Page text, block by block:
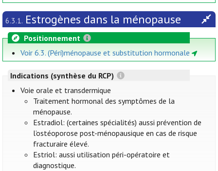
6.3.1. Estrogènes dans la ménopause
Positionnement
Voir 6.3. (Péri)ménopause et substitution hormonale
Indications (synthèse du RCP)
Voie orale et transdermique
Traitement hormonal des symptômes de la
ménopause.
Estradiol: (certaines spécialités) aussi prévention de
l’ostéoporose post-ménopausique en cas de risque
fracturaire élevé.
Estriol: aussi utilisation péri-opératoire et
diagnostique.